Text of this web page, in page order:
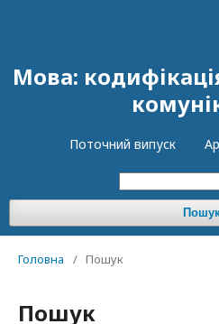
Мова:
Поточний випуск
Головна / Пошук
Пошук